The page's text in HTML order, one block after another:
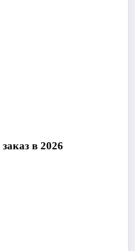
в 2026